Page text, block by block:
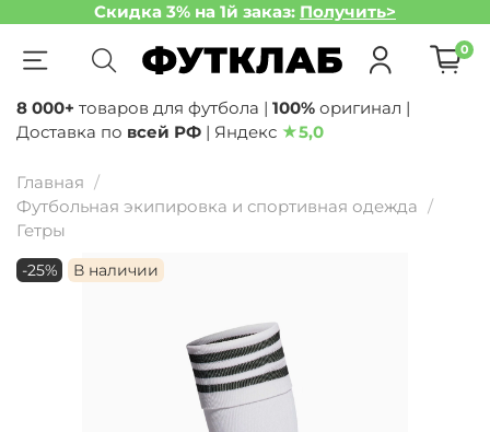
Скидка 3% на 1й заказ: Получить>
0
8 000+ товаров для футбола | 100% оригинал |
Доставка по всей РФ | Яндекс ★5,0
Главная
Футбольная экипировка и спортивная одежда
Гетры
-25% В наличии